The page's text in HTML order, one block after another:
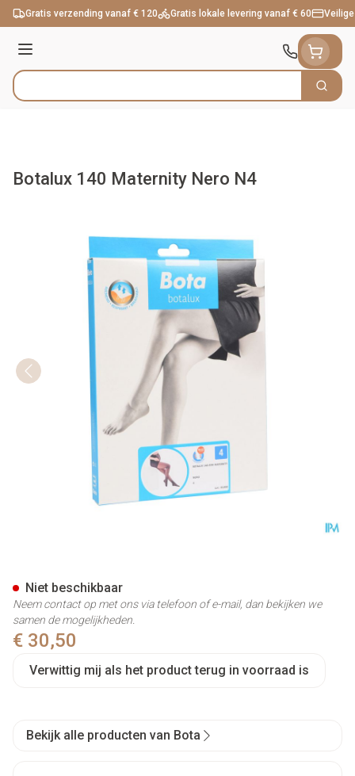
Ga naar de inhoud
Gratis verzending vanaf € 120 Gratis lokale levering vanaf € 60
Menu
Product, merk, categorie... Zoek
Botalux 140 Maternity Nero N4
€ 30,50
Verwittig mij als het product terug in voorraad is
Niet beschikbaar
Neem contact op met ons via telefoon of e-mail, dan bekijken we
samen de mogelijkheden.
Bekijk alle producten van Bota